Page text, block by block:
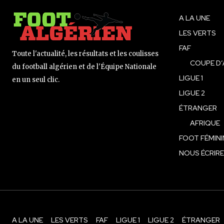
Toute l'actualité, les résultats et les coulisses
du football algérien et de l'Équipe Nationale
en un seul clic.
A LA UNE
LES VERTS
FAF
COUPE
LIGUE 1
LIGUE 2
ÉTRANGER
AFRIQUE
FOOT
NOUS ÉCRIRE
A LA UNE LES VERTS FAF LIGUE 1 LIGUE 2 ÉTRANGER